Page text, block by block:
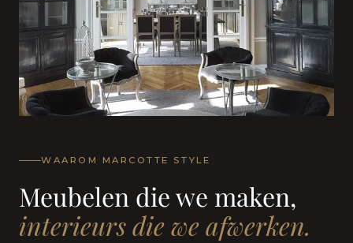
WAAROM MARCOTTE STYLE
Meubelen die we maken,
interieurs die we afwerken.